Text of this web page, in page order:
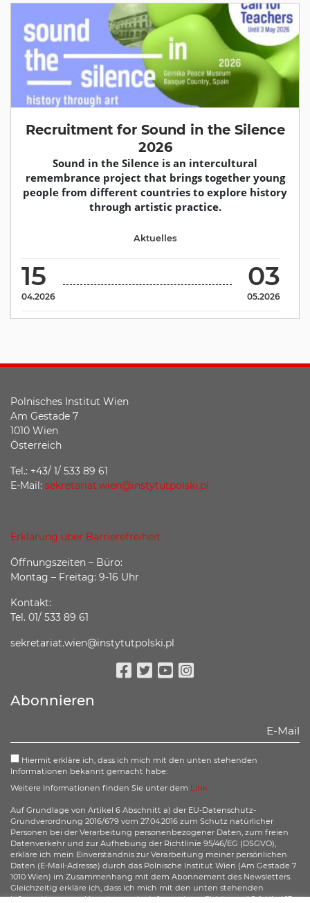
Recruitment for Sound in the Silence
2026
Sound in the Silence is an intercultural
remembrance project that brings together young
people from different countries to explore history
through artistic practice.
15
04.2026
03
05.2026
Aktuelles
Polnisches Institut Wien
Am Gestade 7
1010 Wien
Österreich
Tel.: +43/ 1/ 533 89 61
E-Mail: sekretariat.wien@instytutpolski.pl
Erklärung über Barrierefreiheit
Öffnungszeiten – Büro:
Montag – Freitag: 9-16 Uhr
Kontakt:
Tel. 01/ 533 89 61
sekretariat.wien@instytutpolski.pl
Abonnieren
Hiermit erkläre ich, dass ich mich mit den unten stehenden
Informationen bekannt gemacht habe:
Weitere Informationen finden Sie unter dem Link
Auf Grundlage von Artikel 6 Abschnitt a) der EU-Datenschutz-
Grundverordnung 2016/679 vom 27.04.2016 zum Schutz natürlicher
Personen bei der Verarbeitung personenbezogener Daten, zum freien
Datenverkehr und zur Aufhebung der Richtlinie 95/46/EG (DSGVO),
erkläre ich mein Einverständnis zur Verarbeitung meiner persönlichen
Daten (E-Mail-Adresse) durch das Polnische Institut Wien (Am Gestade 7
1010 Wien) im Zusammenhang mit dem Abonnement des Newsletters.
Gleichzeitig erkläre ich, dass ich mich mit den unten stehenden
Informationen zur Umsetzung der Informationspflicht gemäß Artikel 13